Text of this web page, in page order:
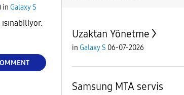
) in Galaxy S
Uzaktan Yönetme
in Galaxy S 06-07-2026
Samsung MTA servis